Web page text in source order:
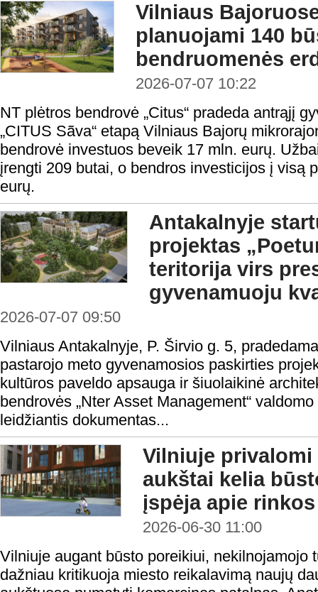
Vilniaus
planuojami 140
bendruomenės
2026-07-07 10:22
NT plėtros bendrovė „Citus“ pradeda antrąjį
„CITUS Sãva“ etapą Vilniaus Bajorų
bendrovė investuos beveik 17 mln. eurų.
įrengti 209 butai, o bendros investicijos į visą
eurų.
Antakalnyje
projektas
teritorija virs
gyvenamuoju
2026-07-07 09:50
Vilniaus Antakalnyje, P. Širvio g. 5,
pastarojo meto gyvenamosios paskirties
kultūros paveldo apsauga ir šiuolaikinė
bendrovės „Nter Asset Management“
leidžiantis dokumentas...
Vilniuje
aukštai kelia
įspėja apie
2026-06-30 11:00
Vilniuje augant būsto poreikiui, nekilnojamojo
dažniau kritikuoja miesto reikalavimą naujų